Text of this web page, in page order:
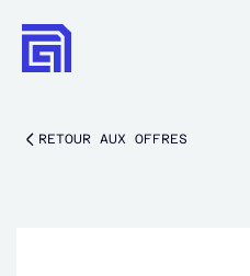
RETOUR AUX OFFRES